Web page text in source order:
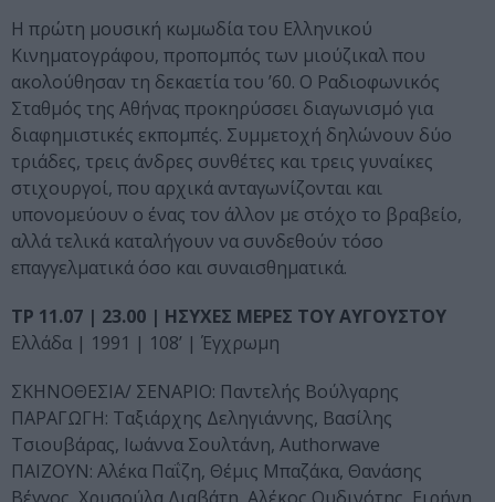
Η πρώτη μουσική κωμωδία του Ελληνικού
Κινηματογράφου, προπομπός των μιούζικαλ που
ακολούθησαν τη δεκαετία του ’60. Ο Ραδιοφωνικός
Σταθμός της Αθήνας προκηρύσσει διαγωνισμό για
διαφημιστικές εκπομπές. Συμμετοχή δηλώνουν δύο
τριάδες, τρεις άνδρες συνθέτες και τρεις γυναίκες
στιχουργοί, που αρχικά ανταγωνίζονται και
υπονομεύουν ο ένας τον άλλον με στόχο το βραβείο,
αλλά τελικά καταλήγουν να συνδεθούν τόσο
επαγγελματικά όσο και συναισθηματικά.
ΤΡ 11.07 | 23.00 | ΗΣΥΧΕΣ ΜΕΡΕΣ ΤΟΥ ΑΥΓΟΥΣΤΟΥ
Ελλάδα | 1991 | 108’ | Έγχρωμη
ΣΚΗΝΟΘΕΣΙΑ/ ΣΕΝΑΡΙΟ: Παντελής Βούλγαρης
ΠΑΡΑΓΩΓΗ: Ταξιάρχης Δεληγιάννης, Βασίλης
Τσιουβάρας, Ιωάννα Σουλτάνη, Authorwave
ΠΑΙΖΟΥΝ: Αλέκα Παΐζη, Θέμις Μπαζάκα, Θανάσης